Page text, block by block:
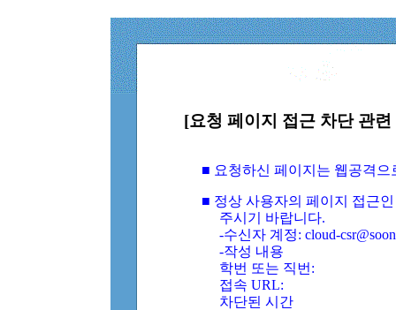
[요청 페이지 접근 차단 관
■ 요청하신 페이지는 웹공격
■ 정상 사용자의 페이지 접근
주시기 바랍니다.
-수신자 계정: cloud-
-작성 내용
학번 또는 직번:
접속 URL:
차단된 시간